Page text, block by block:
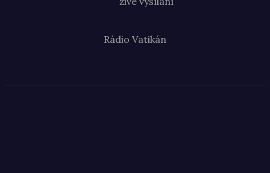
Rádio Vatikán